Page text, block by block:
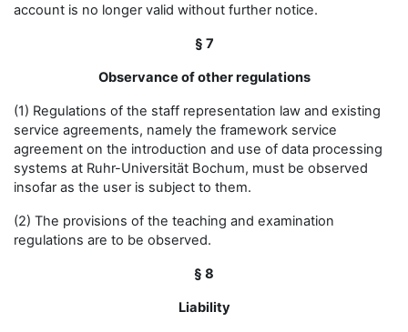
account is no longer valid without further notice.
§ 7
Observance of other regulations
(1) Regulations of the staff representation law and existing
service agreements, namely the framework service
agreement on the introduction and use of data processing
systems at Ruhr-Universität Bochum, must be observed
insofar as the user is subject to them.
(2) The provisions of the teaching and examination
regulations are to be observed.
§ 8
Liability